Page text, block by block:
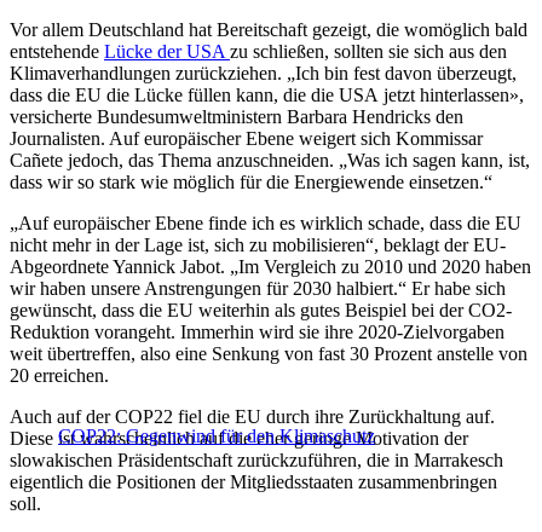
Vor allem Deutschland hat Bereitschaft gezeigt, die womöglich bald
entstehende Lücke der USA zu schließen, sollten sie sich aus den
Klimaverhandlungen zurückziehen. „Ich bin fest davon überzeugt,
dass die EU die Lücke füllen kann, die die USA jetzt hinterlassen»,
versicherte Bundesumweltministern Barbara Hendricks den
Journalisten. Auf europäischer Ebene weigert sich Kommissar
Cañete jedoch, das Thema anzuschneiden. „Was ich sagen kann, ist,
dass wir so stark wie möglich für die Energiewende einsetzen.“
„Auf europäischer Ebene finde ich es wirklich schade, dass die EU
nicht mehr in der Lage ist, sich zu mobilisieren“, beklagt der EU-
Abgeordnete Yannick Jabot. „Im Vergleich zu 2010 und 2020 haben
wir haben unsere Anstrengungen für 2030 halbiert.“ Er habe sich
gewünscht, dass die EU weiterhin als gutes Beispiel bei der CO2-
Reduktion vorangeht. Immerhin wird sie ihre 2020-Zielvorgaben
weit übertreffen, also eine Senkung von fast 30 Prozent anstelle von
20 erreichen.
COP22: Gegenwind für den Klimaschutz
Auch auf der COP22 fiel die EU durch ihre Zurückhaltung auf.
Diese ist wahrscheinlich auf die eher geringe Motivation der
slowakischen Präsidentschaft zurückzuführen, die in Marrakesch
eigentlich die Positionen der Mitgliedsstaaten zusammenbringen
soll.